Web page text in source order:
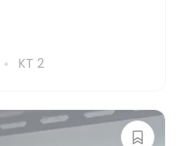
KT 2